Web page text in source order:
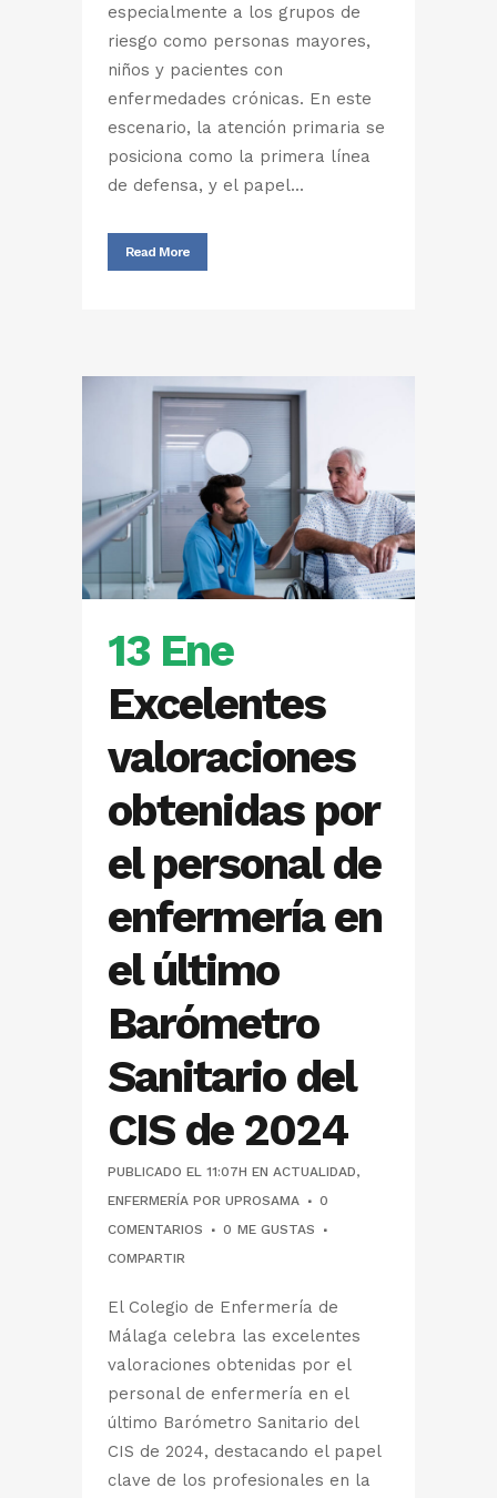
especialmente a los grupos de
riesgo como personas mayores,
niños y pacientes con
enfermedades crónicas. En este
escenario, la atención primaria se
posiciona como la primera línea
de defensa, y el papel...
Read More
13 Ene
Excelentes
valoraciones
obtenidas por
el personal de
enfermería en
el último
Barómetro
Sanitario del
CIS de 2024
PUBLICADO EL 11:07H EN ACTUALIDAD,
ENFERMERÍA POR UPROSAMA
0
COMENTARIOS
0 ME GUSTAS
COMPARTIR
El Colegio de Enfermería de
Málaga celebra las excelentes
valoraciones obtenidas por el
personal de enfermería en el
último Barómetro Sanitario del
CIS de 2024, destacando el papel
clave de los profesionales en la